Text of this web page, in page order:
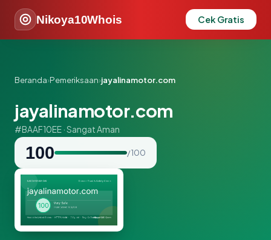
Nikoya10Whois Cek Gratis
Beranda›Pemeriksaan›jayalinamotor.com
jayalinamotor.com
#BAAF10EE · Sangat Aman
100 / 100